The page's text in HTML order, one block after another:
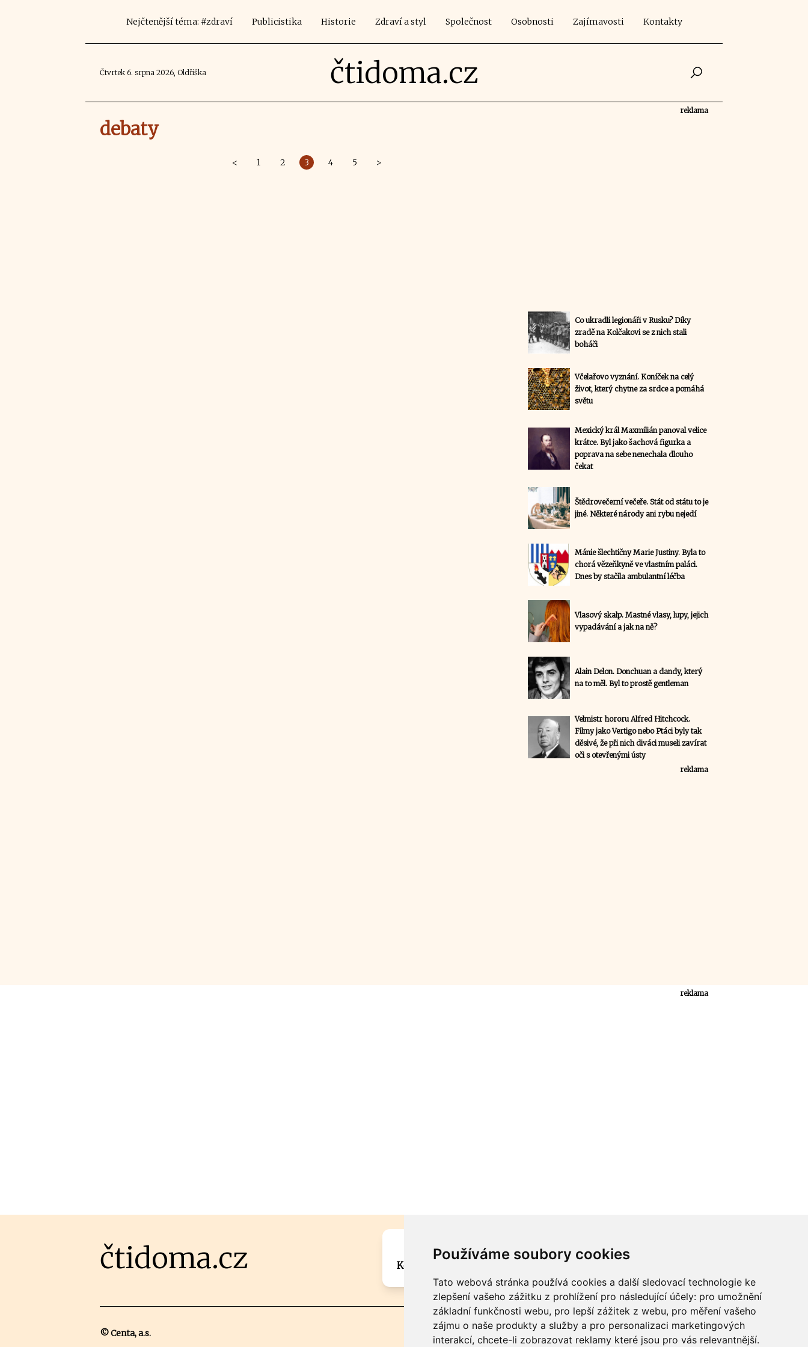
Používáme soubory cookies
Tato webová stránka používá cookies a další sledovací technologie ke
zlepšení vašeho zážitku z prohlížení pro následující účely: pro umožnění
základní funkčnosti webu, pro lepší zážitek z webu, pro měření vašeho
zájmu o naše produkty a služby a pro personalizaci marketingových
interakcí, chcete-li zobrazovat reklamy které jsou pro vás relevantnější.
Nejčtenější téma: #zdraví Publicistika Historie Zdraví a styl Společnost Osobnosti Zajímavosti Kontakty
Čtvrtek 6. srpna 2026, Oldřiška čtidoma.cz
debaty
< 1 2 3 4 5 >
reklama
Co ukradli legionáři v Rusku? Díky
zradě na Kolčakovi se z nich stali
boháči
Včelařovo vyznání. Koníček na celý
život, který chytne za srdce a pomáhá
světu
Mexický král Maxmilián panoval velice
krátce. Byl jako šachová figurka a
poprava na sebe nenechala dlouho
čekat
Štědrovečerní večeře. Stát od státu to je
jiné. Některé národy ani rybu nejedí
Mánie šlechtičny Marie Justiny. Byla to
chorá vězeňkyně ve vlastním paláci.
Dnes by stačila ambulantní léčba
Vlasový skalp. Mastné vlasy, lupy, jejich
vypadávání a jak na ně?
Alain Delon. Donchuan a dandy, který
na to měl. Byl to prostě gentleman
Velmistr hororu Alfred Hitchcock.
Filmy jako Vertigo nebo Ptáci byly tak
děsivé, že při nich diváci museli zavírat
oči s otevřenými ústy
reklama
reklama
čtidoma.cz
Máte zajímavou informaci? Chcete spolupracovat?
Kontaktujte šéfredaktora Martina Chalupu:
© Centa, a.s.